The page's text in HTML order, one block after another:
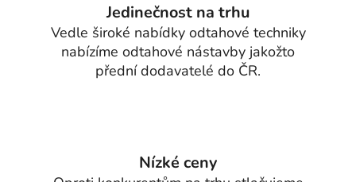
i
s
u
Jedinečnost na trhu
Vedle široké nabídky odtahové techniky
nabízíme odtahové nástavby jakožto
přední dodavatelé do ČR.
Nízké ceny